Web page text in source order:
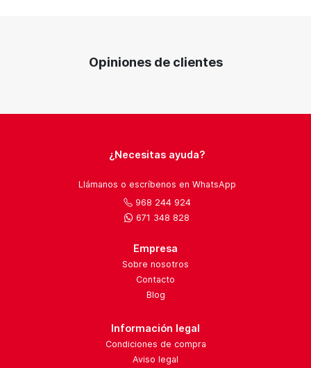
Opiniones de clientes
¿Necesitas ayuda?
Llámanos o escríbenos en WhatsApp
968 244 924
671 348 828
Empresa
Sobre nosotros
Contacto
Blog
Información legal
Condiciones de compra
Aviso legal